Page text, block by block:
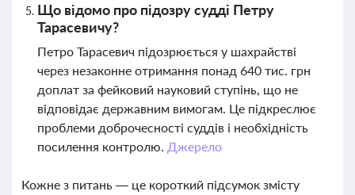
Що відомо про підозру судді Петру
Тарасевичу?
Петро Тарасевич підозрюється у шахрайстві
через незаконне отримання понад 640 тис. грн
доплат за фейковий науковий ступінь, що не
відповідає державним вимогам. Це підкреслює
проблеми доброчесності суддів і необхідність
посилення контролю. Джерело
Кожне з питань — це короткий підсумок змісту